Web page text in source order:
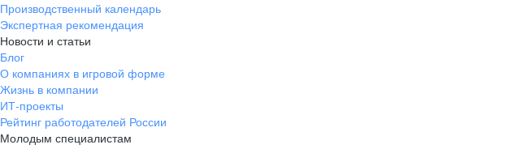
Производственный календарь
Экспертная рекомендация
Новости и статьи
Блог
О компаниях в игровой форме
Жизнь в компании
ИТ-проекты
Рейтинг работодателей России
Молодым специалистам